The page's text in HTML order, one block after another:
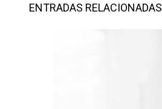
ENTRADAS RELACIONADAS